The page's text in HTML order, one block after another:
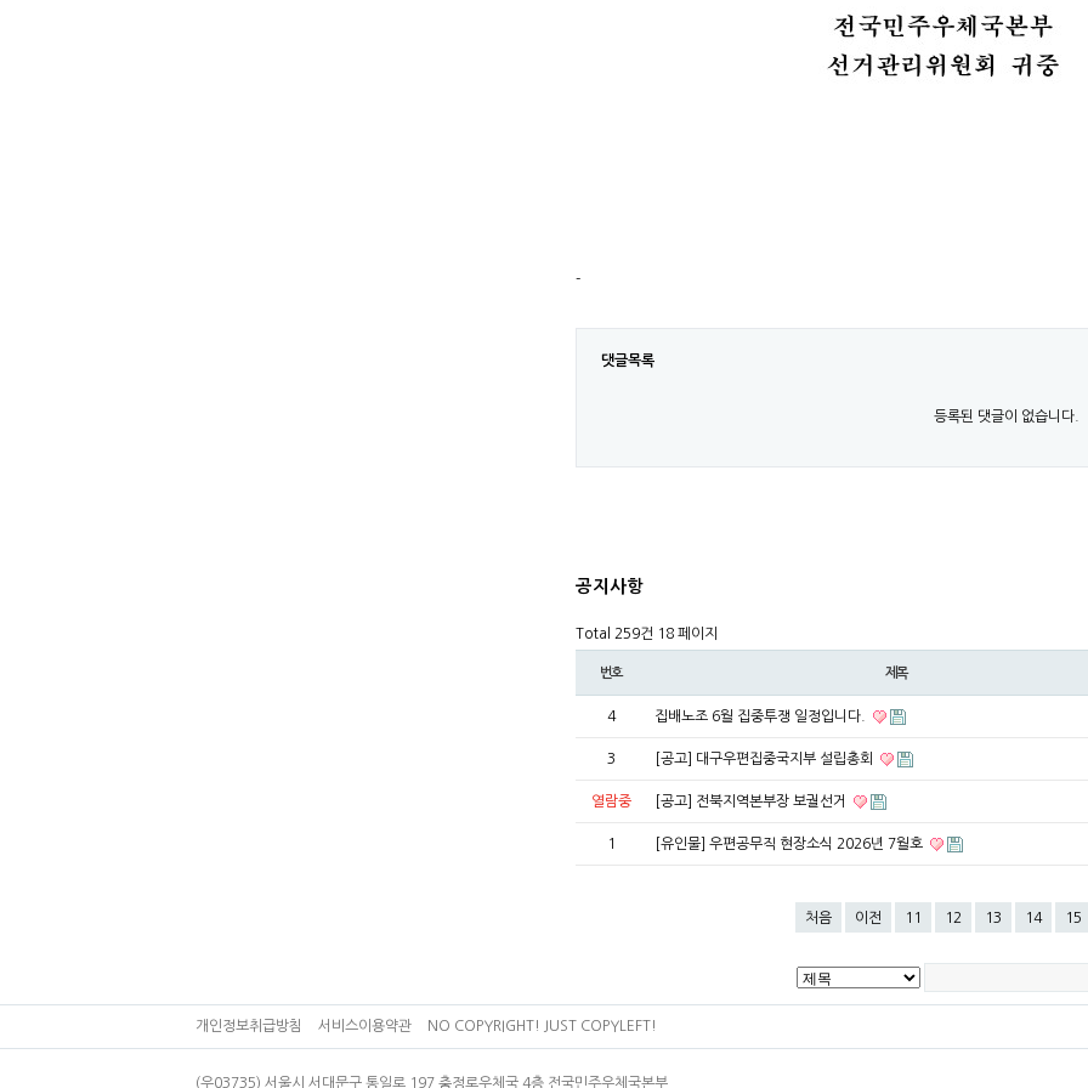
-
댓글목록
등록된 댓글이 없습니다.
공지사항
Total 259건 18 페이지
번호 제목
4 집배노조 6월 집중투쟁 일정입니다.
3 [공고] 대구우편집중국지부 설립총회
열람중 [공고] 전북지역본부장 보궐선거
1 [유인물] 우편공무직 현장소식 2026년 7월호
처음 이전 11 12 13 14 15
개인정보취급방침 서비스이용약관 NO COPYRIGHT! JUST COPYLEFT!
(우03735) 서울시 서대문구 통일로 197 충정로우체국 4층 전국민주우체국본부